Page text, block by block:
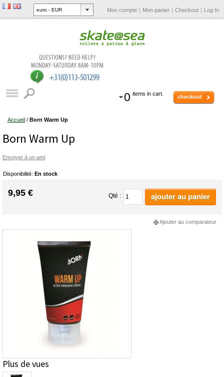
Mon compte Mon panier Checkout Log In
0 items in cart. checkout
Accueil / Born Warm Up
Born Warm Up
Envoyer à un ami
Disponibilité: En stock
9,95 € Qté : ajouter au panier
Ajouter au comparateur
Plus de vues